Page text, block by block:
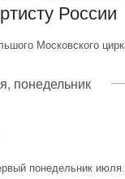
России
Московского
понедельник
понедельник июля.